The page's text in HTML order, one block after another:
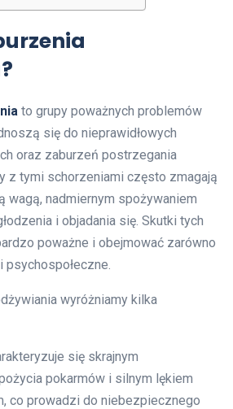
to grupy poważnych problemów
się do nieprawidłowych
oraz zaburzeń postrzegania
z tymi schorzeniami często zmagają
wagą, nadmiernym spożywaniem
i objadania się. Skutki tych
poważne i obejmować zarówno
wyróżniamy kilka
się skrajnym
pokarmów i silnym lękiem
co prowadzi do niebezpiecznego